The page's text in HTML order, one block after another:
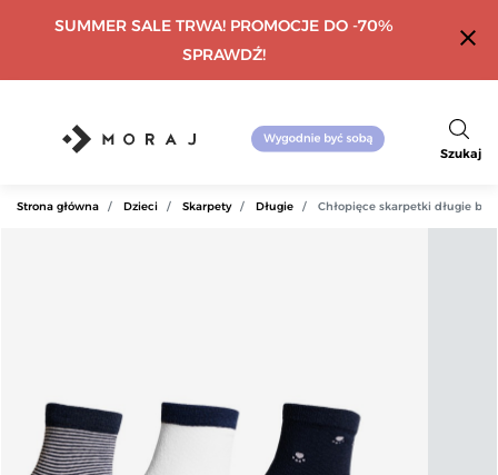
SUMMER SALE TRWA! PROMOCJE DO -70%
SPRAWDŹ!
close
Szukaj
Strona główna Dzieci Skarpety Długie Chłopięce skarpetki długie